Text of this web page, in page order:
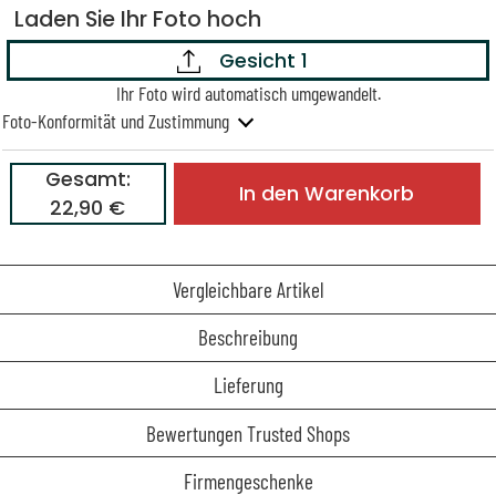
Laden Sie Ihr Foto hoch
Gesicht 1
Ihr Foto wird automatisch umgewandelt.
Foto-Konformität und Zustimmung
Gesamt:
22,90 €
In den Warenkorb
Vergleichbare Artikel
Beschreibung
Lieferung
Bewertungen Trusted Shops
Firmengeschenke